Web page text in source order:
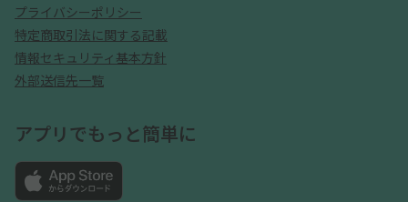
プライバシーポリシー
特定商取引法に関する記載
情報セキュリティ基本方針
外部送信先一覧
アプリでもっと簡単に